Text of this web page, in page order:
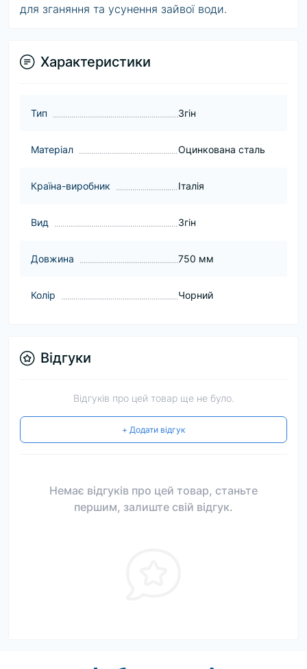
для зганяння та усунення зайвої води.
Характеристики
Тип Згін
Матеріал Оцинкована сталь
Країна-виробник Італія
Вид Згін
Довжина 750 мм
Колір Чорний
Відгуки
Відгуків про цей товар ще не було.
+ Додати відгук
Немає відгуків про цей товар, станьте
першим, залиште свій відгук.